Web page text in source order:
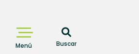
principal
Menú Buscar